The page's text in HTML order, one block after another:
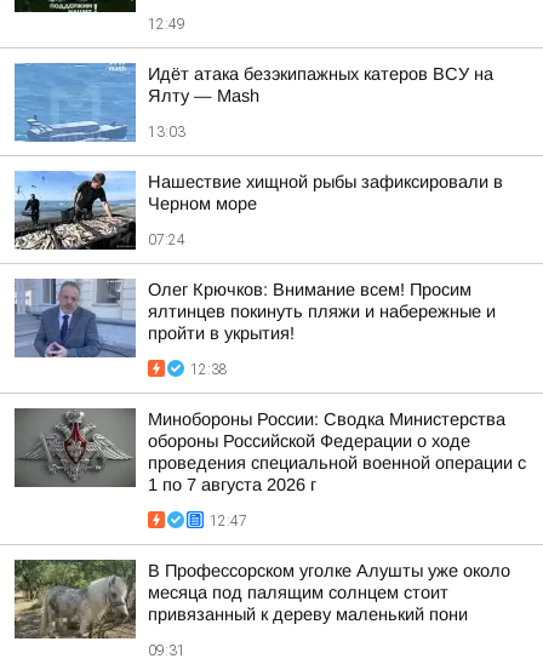
12:49
Идёт атака безэкипажных катеров ВСУ на
Ялту — Mash
13:03
Нашествие хищной рыбы зафиксировали в
Черном море
07:24
Олег Крючков: Внимание всем! Просим
ялтинцев покинуть пляжи и набережные и
пройти в укрытия!
12:38
Минобороны России: Сводка Министерства
обороны Российской Федерации о ходе
проведения специальной военной операции с
1 по 7 августа 2026 г
12:47
В Профессорском уголке Алушты уже около
месяца под палящим солнцем стоит
привязанный к дереву маленький пони
09:31